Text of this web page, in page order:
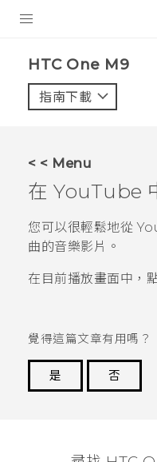
VIVE
應用程式
支援服務
HTC One M9‎
指南下載
< < Menu
在 YouTube
您可以很輕鬆地從
曲的音樂影片。
在 目前播放畫面中，
覺得這篇文章有用嗎？
是
否